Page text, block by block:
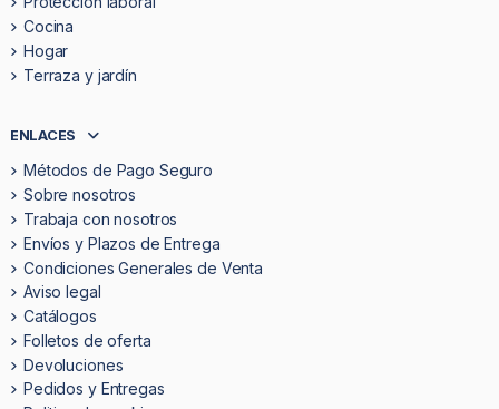
Cocina
Hogar
Terraza y jardín
ENLACES
Métodos de Pago Seguro
Sobre nosotros
Trabaja con nosotros
Envíos y Plazos de Entrega
Condiciones Generales de Venta
Aviso legal
Catálogos
Folletos de oferta
Devoluciones
Pedidos y Entregas